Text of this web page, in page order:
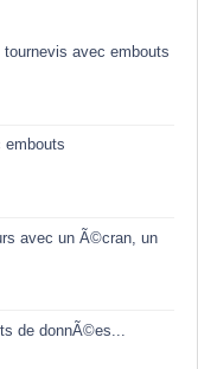
avec embouts
embouts
avec un Ã©cran, un
de donnÃ©es...